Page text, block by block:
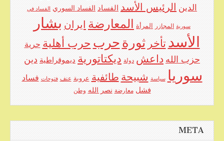
الدين الرئيس الأسد الفساد الفساد السوري الفساد في
سورية المجازر المرأة المعارضة ايران بشار
الأسد تأخر ثورة حرب حرب أهلية حرية
حزب الله داعش دولة ديكتاتورية ديموقراطية دين
سوريا سياسة شبيحة طائفية عروبة عنف فتوحات فساد
فشل معارضة نصر الله وطن
META